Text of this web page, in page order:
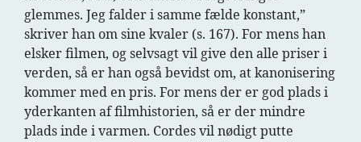
glemmes. Jeg falder i samme fælde konstant,”
skriver han om sine kvaler (s. 167). For mens han
elsker filmen, og selvsagt vil give den alle priser i
verden, så er han også bevidst om, at kanonisering
kommer med en pris. For mens der er god plads i
yderkanten af filmhistorien, så er der mindre
plads inde i varmen. Cordes vil nødigt putte